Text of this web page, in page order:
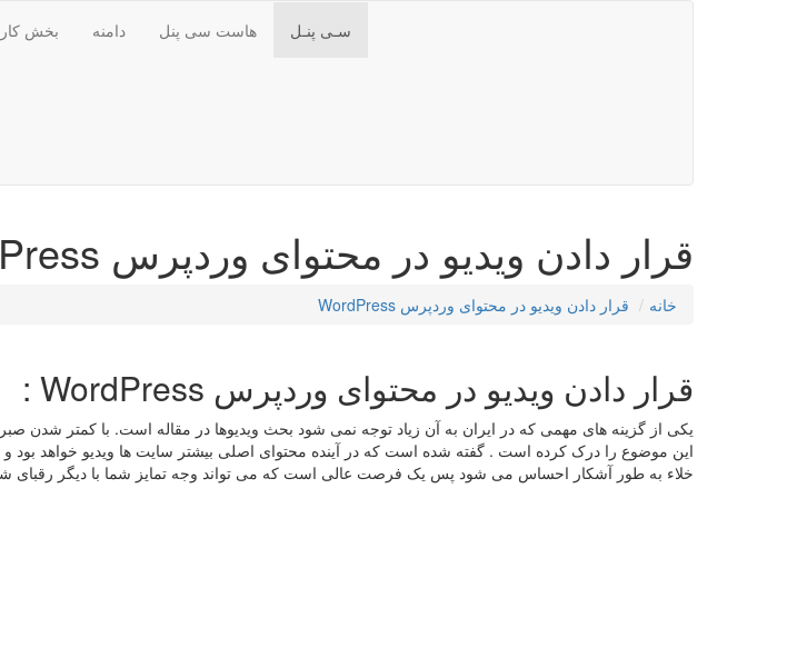
سـی پنـل هاست سی پنل دامنه بخش
قرار دادن ویدیو در محتوای وردپرس WordPress
خانه قرار دادن ویدیو در محتوای وردپرس WordPress
قرار دادن ویدیو در محتوای وردپرس WordPress :
یکی از گزینه های مهمی که در ایران به آن زیاد توجه نمی شود بحث ویدیوها در مقاله است. با کمتر شدن
این موضوع را درک کرده است . گفته شده است که در آینده محتوای اصلی بیشتر سایت ها ویدیو خواهد بود و
خلاء به طور آشکار احساس می شود پس یک فرصت عالی است که می تواند وجه تمایز شما با دیگر رقبای